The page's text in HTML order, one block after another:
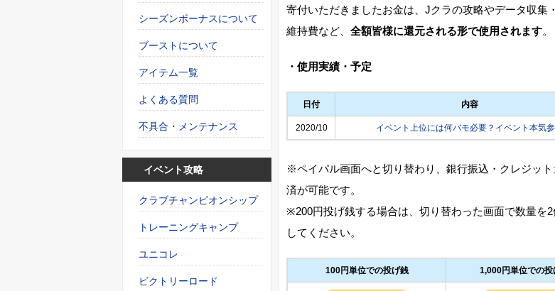
寄付いただきましたお金は、Jクラの攻略やデータ収集
維持費など、 全額皆様に還元される形で使用されます。
・使用実績・予定
日付 内容
2020/10 イベント上位には何バモ必要？イベント本気
※ペイパル画面へと切り替わり、銀行振込・クレジッ
済が可能です。
※200円投げ銭する場合は、切り替わった画面で数量を2
してください。
100円単位での投げ銭 1,000円単位での投
シーズンボーナスについて
ブーストについて
アイテム一覧
よくある質問
不具合・メンテナンス
イベント攻略
クラブチャンピオンシップ
トレーニングキャンプ
ユニコレ
ビクトリーロード